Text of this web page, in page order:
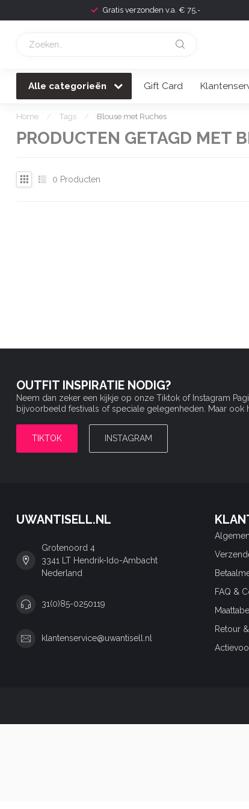
Gratis verzonden v.a. € 75,-
Alle categorieën Gift Card
Home / Tags / Blouse met Ruches
PRODUCTEN GETAGD MET
0 Producten
OUTFIT INSPIRATIE NODIG?
Neem dan zeker een kijkje op onze Tiktok of Instagram
bijvoorbeeld festivals of speciale gelegenheden. Maar ook
TIKTOK INSTAGRAM
UWANTISELL.NL
Grotenoord 4
3341 LT Hendrik-Ido-Ambacht
Nederland
31(0)85-0250119
klantenservice@uwantisell.nl
FAQ &
Retour